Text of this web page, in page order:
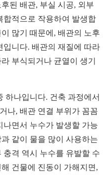
된 배관, 부실 시공, 외부
합적으로 작용하여 발생합
많기 때문에, 배관의 노후
입니다. 배관의 재질에 따라
부식되거나 균열이 생기
하나입니다. 건축 과정에서
나, 배관 연결 부위가 꼼꼼
면서 누수가 발생할 가능
같이 물을 많이 사용하는
격 역시 누수를 유발할 수
건물에 진동이 가해지면,